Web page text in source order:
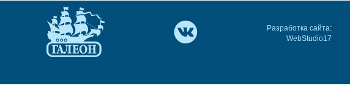
Разработка сайта:
WebStudio17